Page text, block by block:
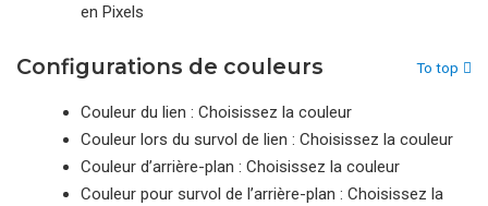
en Pixels
Configurations de couleurs To top
Couleur du lien : Choisissez la couleur
Couleur lors du survol de lien : Choisissez la couleur
Couleur d’arrière-plan : Choisissez la couleur
Couleur pour survol de l’arrière-plan : Choisissez la